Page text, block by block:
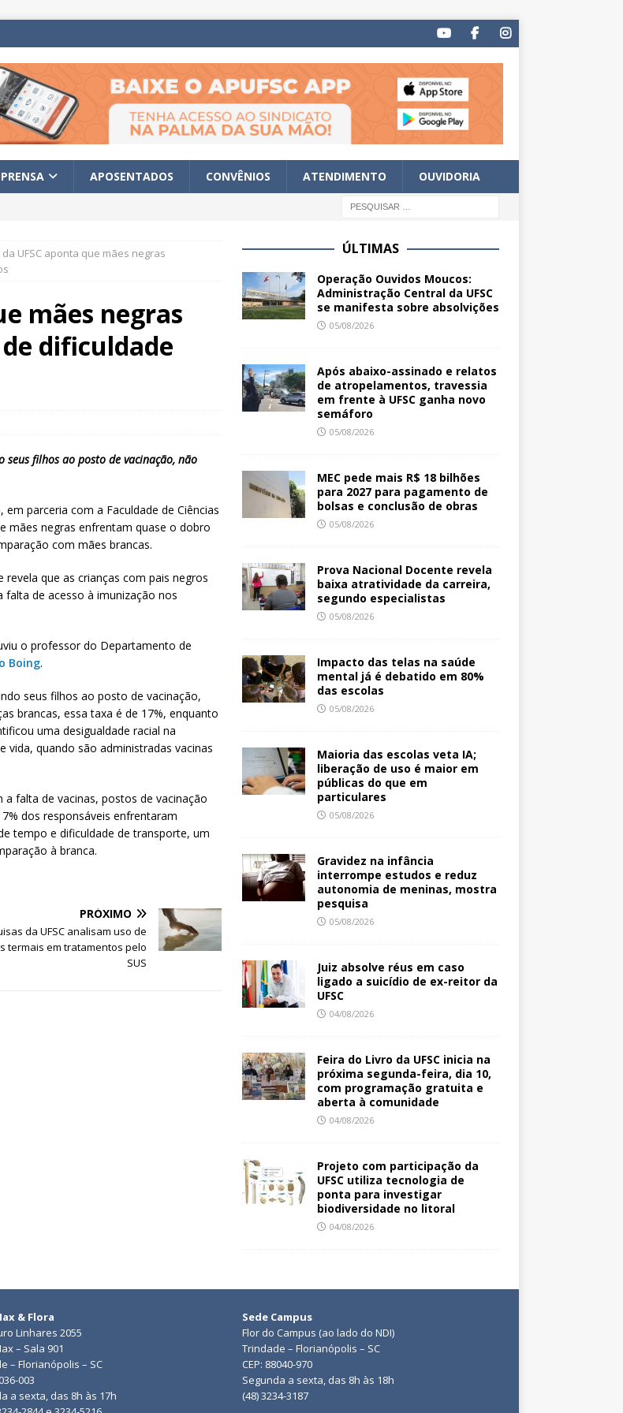
APOSENTADOS CONVÊNIOS ATENDIMENTO OUVIDORIA
da UFSC aponta que mães negras
mães negras
dificuldade
seus filhos ao posto de vacinação, não
em parceria com a Faculdade de Ciências
mães negras enfrentam quase o dobro
com mães brancas.
que as crianças com pais negros
de acesso à imunização nos
o professor do Departamento de
Boing.
seus filhos ao posto de vacinação,
brancas, essa taxa é de 17%, enquanto
uma desigualdade racial na
vida, quando são administradas vacinas
falta de vacinas, postos de vacinação
dos responsáveis enfrentaram
tempo e dificuldade de transporte, um
à branca.
PRÓXIMO
da UFSC analisam uso de
termais em tratamentos pelo
SUS
ÚLTIMAS
Operação Ouvidos Moucos:
Administração Central da UFSC
se manifesta sobre absolvições
05/08/2026
Após abaixo-assinado e relatos
de atropelamentos, travessia
em frente à UFSC ganha novo
semáforo
05/08/2026
MEC pede mais R$ 18 bilhões
para 2027 para pagamento de
bolsas e conclusão de obras
05/08/2026
Prova Nacional Docente revela
baixa atratividade da carreira,
segundo especialistas
05/08/2026
Impacto das telas na saúde
mental já é debatido em 80%
das escolas
05/08/2026
Maioria das escolas veta IA;
liberação de uso é maior em
públicas do que em
particulares
05/08/2026
Gravidez na infância
interrompe estudos e reduz
autonomia de meninas, mostra
pesquisa
05/08/2026
Juiz absolve réus em caso
ligado a suicídio de ex-reitor da
UFSC
04/08/2026
Feira do Livro da UFSC inicia na
próxima segunda-feira, dia 10,
com programação gratuita e
aberta à comunidade
04/08/2026
Projeto com participação da
UFSC utiliza tecnologia de
ponta para investigar
biodiversidade no litoral
04/08/2026
& Flora
Linhares 2055
– Sala 901
– Florianópolis – SC
003
a sexta, das 8h às 17h
Sede Campus
Flor do Campus (ao lado do NDI)
Trindade – Florianópolis – SC
CEP: 88040-970
Segunda a sexta, das 8h às 18h
(48) 3234-3187